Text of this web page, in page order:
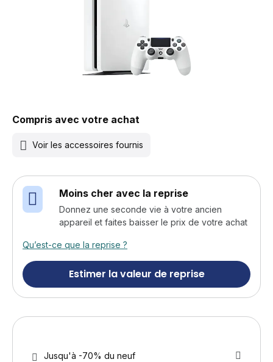
Compris avec votre achat
Voir les accessoires fournis
Moins cher avec la reprise
Donnez une seconde vie à votre ancien
appareil et faites baisser le prix de votre achat
Qu’est-ce que la reprise ?
Estimer la valeur de reprise
Jusqu'à -70% du neuf